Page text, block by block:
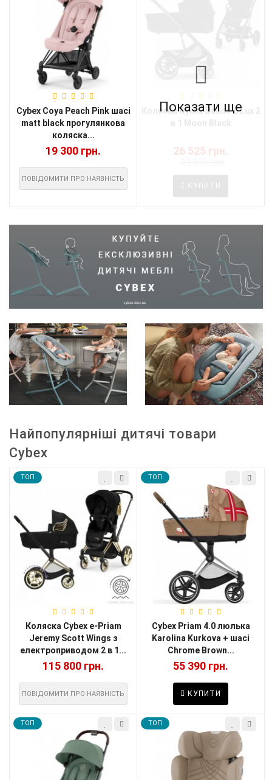
Cybex Coya Peach Pink шасі
matt black прогулянкова
коляска...
19 300 грн.
ПОВІДОМИТИ ПРО НАЯВНІСТЬ
Коляска Cybex Balios S Lux 2
26 525 грн.
КУПИТИ
Показати ще
Найпопулярніші дитячі товари
Cybex
TOП
Коляска Cybex e-Priam
Jeremy Scott Wings з
електроприводом 2 в 1...
115 800 грн.
ПОВІДОМИТИ ПРО НАЯВНІСТЬ
TOП
Cybex Priam 4.0 люлька
Karolina Kurkova + шасі
Chrome Brown...
55 390 грн.
КУПИТИ
TOП TOП